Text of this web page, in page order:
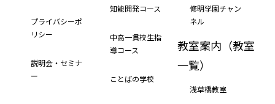
プライバシーポ
リシー
説明会・セミナ
ー
知能開発コース
中高一貫校生指
導コース
ことばの学校
修明学園チャン
ネル
教室案内（教室
一覧）
浅草橋教室